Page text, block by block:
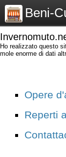
Beni-
Ho realizzato questo
mole enorme di dati
Opere
Reperti